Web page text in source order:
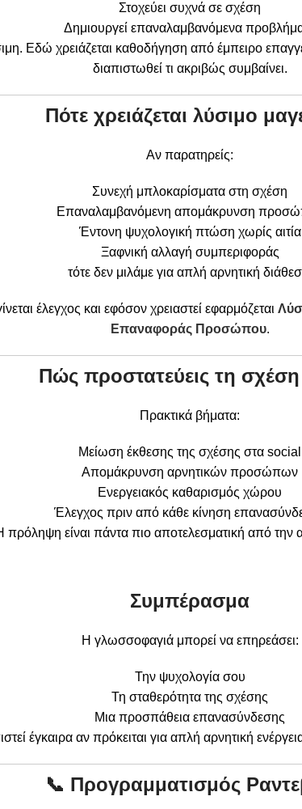
Στοχεύει συχνά σε σχέση
Δημιουργεί επαναλαμβανόμενα
Εδώ χρειάζεται καθοδήγηση από έμπειρο
διαπιστωθεί τι ακριβώς συμβαίνει.
Πότε χρειάζεται λύσιμο
Αν παρατηρείς:
Συνεχή μπλοκαρίσματα στη σχέση
Επαναλαμβανόμενη απομάκρυνση
Έντονη ψυχολογική πτώση χωρίς αιτία
Ξαφνική αλλαγή συμπεριφοράς
τότε δεν μιλάμε για απλή αρνητική
έλεγχος και εφόσον χρειαστεί εφαρμόζεται
Επαναφοράς Προσώπου.
Πώς προστατεύεις τη
Πρακτικά βήματα:
Μείωση έκθεσης της σχέσης στα social
Απομάκρυνση αρνητικών προσώπων
Ενεργειακός καθαρισμός χώρου
Έλεγχος πριν από κάθε κίνηση
πρόληψη είναι πάντα πιο αποτελεσματική από την
Συμπέρασμα
Η γλωσσοφαγιά μπορεί να επηρεάσει:
Την ψυχολογία σου
Τη σταθερότητα της σχέσης
Μια προσπάθεια επανασύνδεσης
έγκαιρα αν πρόκειται για απλή αρνητική
📞 Προγραμματισμός